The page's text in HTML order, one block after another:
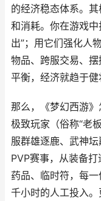
的经济稳态体系。
和消耗。你在游戏
出”；用它们强化人
物品、跨服交易、
平衡，经济就趋于健
那么，《梦幻西游
极致玩家（俗称“老
服群雄逐鹿、武神
PVP赛事，从装备打
药品、临时符，每
千小时的人工投入